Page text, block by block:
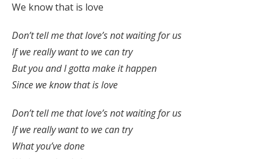
We know that is love
Don’t tell me that love’s not waiting for us
If we really want to we can try
But you and I gotta make it happen
Since we know that is love
Don’t tell me that love’s not waiting for us
If we really want to we can try
What you’ve done